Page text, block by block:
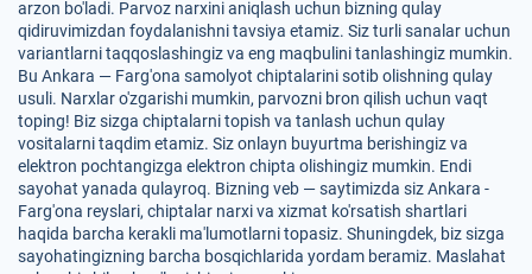
arzon bo'ladi. Parvoz narxini aniqlash uchun bizning qulay
qidiruvimizdan foydalanishni tavsiya etamiz. Siz turli sanalar uchun
variantlarni taqqoslashingiz va eng maqbulini tanlashingiz mumkin.
Bu Ankara — Farg'ona samolyot chiptalarini sotib olishning qulay
usuli. Narxlar o'zgarishi mumkin, parvozni bron qilish uchun vaqt
toping! Biz sizga chiptalarni topish va tanlash uchun qulay
vositalarni taqdim etamiz. Siz onlayn buyurtma berishingiz va
elektron pochtangizga elektron chipta olishingiz mumkin. Endi
sayohat yanada qulayroq. Bizning veb — saytimizda siz Ankara -
Farg'ona reyslari, chiptalar narxi va xizmat ko'rsatish shartlari
haqida barcha kerakli ma'lumotlarni topasiz. Shuningdek, biz sizga
sayohatingizning barcha bosqichlarida yordam beramiz. Maslahat